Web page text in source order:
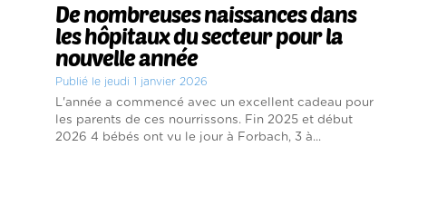
De nombreuses naissances dans
les hôpitaux du secteur pour la
nouvelle année
Publié le jeudi 1 janvier 2026
L'année a commencé avec un excellent cadeau pour
les parents de ces nourrissons. Fin 2025 et début
2026 4 bébés ont vu le jour à Forbach, 3 à...